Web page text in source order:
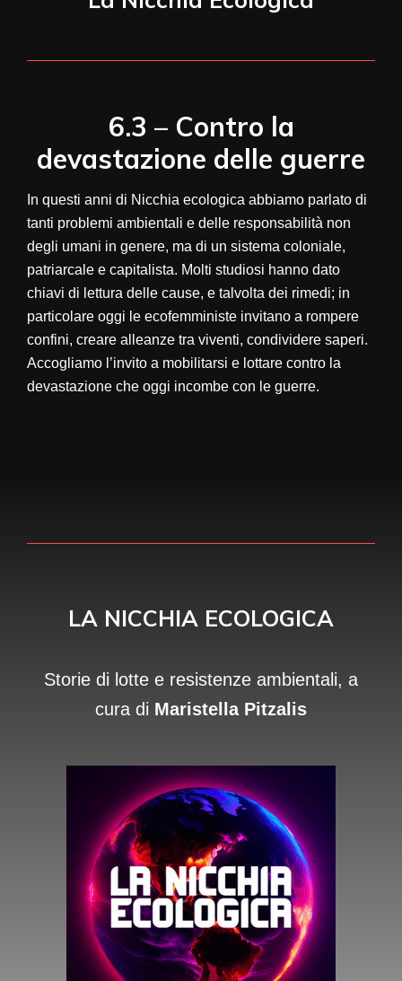
6.3 – Contro la
devastazione delle guerre
In questi anni di Nicchia ecologica abbiamo parlato di
tanti problemi ambientali e delle responsabilità non
degli umani in genere, ma di un sistema coloniale,
patriarcale e capitalista. Molti studiosi hanno dato
chiavi di lettura delle cause, e talvolta dei rimedi; in
particolare oggi le ecofemministe invitano a rompere
confini, creare alleanze tra viventi, condividere saperi.
Accogliamo l’invito a mobilitarsi e lottare contro la
devastazione che oggi incombe con le guerre.
LA NICCHIA ECOLOGICA
Storie di lotte e resistenze ambientali, a
cura di Maristella Pitzalis